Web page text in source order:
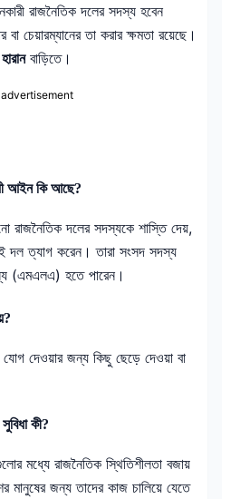
রাজনৈতিক দলের সদস্য হবেন
চেয়ারম্যানের তা করার ক্ষমতা রয়েছে।
বাড়িতে।
advertisement
আইন কি আছে?
রাজনৈতিক দলের সদস্যকে শাস্তি দেয়,
দল ত্যাগ করেন। তারা সংসদ সদস্য
(এমএলএ) হতে পারেন।
যোগ দেওয়ার জন্য কিছু ছেড়ে দেওয়া বা
কী?
মধ্যে রাজনৈতিক স্থিতিশীলতা বজায়
মানুষের জন্য তাদের কাজ চালিয়ে যেতে